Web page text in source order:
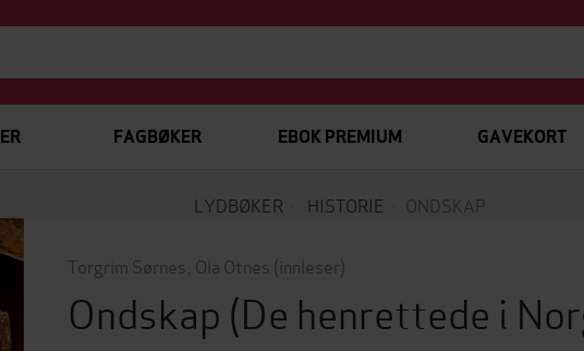
FAGBØKER EBOK PREMIUM GAVEKORT
LYDBØKER HISTORIE ONDSKAP
Torgrim Sørnes Ola Otnes (innleser)
Ondskap (De henrettede i